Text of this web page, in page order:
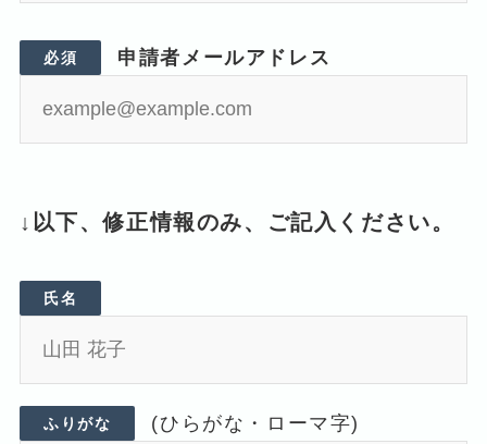
必須 申請者メールアドレス
↓以下、修正情報のみ、ご記入ください。
氏名
ふりがな (ひらがな・ローマ字)